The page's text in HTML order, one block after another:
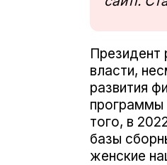
Президент
власти,
развития
программы
того, в
базы
женские